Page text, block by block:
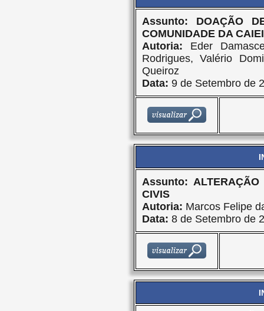
Assunto: DOAÇÃO
COMUNIDADE DA
Autoria: Eder
Rodrigues, Valério
Queiroz
Data: 9 de Setembro de
Assunto: ALTERAÇÃO
CIVIS
Autoria: Marcos Felipe
Data: 8 de Setembro de